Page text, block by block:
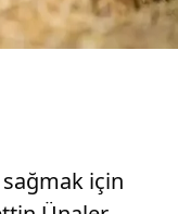
sağmak için